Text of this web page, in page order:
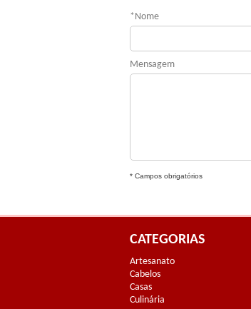
* Nome
Mensagem
* Campos obrigatórios
CATEGORIAS
Artesanato
Cabelos
Casas
Culinária